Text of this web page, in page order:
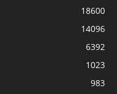
18600
14096
6392
1023
983